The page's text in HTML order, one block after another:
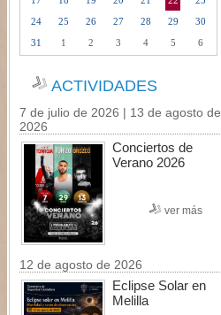
24
25 26 27 28 29
30
31
1 2 3 4 5 6
ACTIVIDADES
7 de julio de 2026 | 13 de agosto de
2026
Conciertos de
Verano 2026
ver más
12 de agosto de 2026
Eclipse Solar en
Melilla